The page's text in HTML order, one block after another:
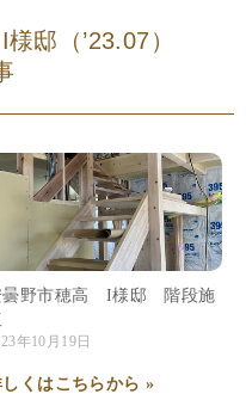
（’23.07）
曇野市穂高 I様邸 階段施
年10月19日
くはこちらから »